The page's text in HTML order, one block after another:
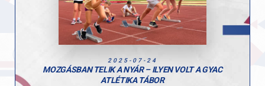
2025-07-24
MOZGÁSBAN TELIK A NYÁR – ILYEN VOLT A GYAC
ATLÉTIKA TÁBOR